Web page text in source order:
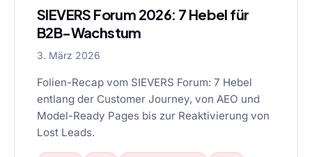
SIEVERS Forum 2026: 7 Hebel für
B2B-Wachstum
3. März 2026
Folien-Recap vom SIEVERS Forum: 7 Hebel
entlang der Customer Journey, von AEO und
Model-Ready Pages bis zur Reaktivierung von
Lost Leads.